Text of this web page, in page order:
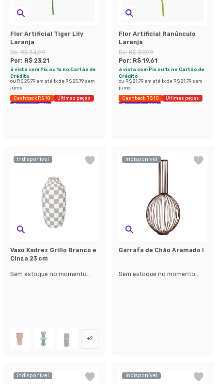
Flor Artificial Tiger Lily
Laranja
De:R$ 34,99
Por: R$ 23,21
à vista com Pix ou 1x no Cartão de
Crédito
ou R$ 25,79 em até1x de R$ 25,79 sem
juros
Cashback R$ 10
Últimas peças
Economize 33%
Flor Artificial Ranúnculo
Laranja
De:R$ 39,99
Por: R$ 19,61
à vista com Pix ou 1x no Cartão de
Crédito
ou R$ 21,79 em até1x de R$ 21,79 sem
juros
Cashback R$ 10
Últimas peças
Economize 50%
Indisponível
Vaso Xadrez Grillo Branco e
Cinza 23 cm
Sem estoque no momento...
+2
Indisponível
Garrafa de Chão Aramado I
Sem estoque no momento...
Indisponível Indisponível